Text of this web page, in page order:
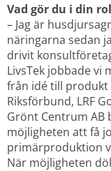
Vad gör du i din
– Jag är
näringarna sedan
drivit
LivsTek jobbade vi
från idé till produkt
Riksförbund, LRF
Grönt Centrum AB
möjligheten att få
primärproduktion
När möjligheten